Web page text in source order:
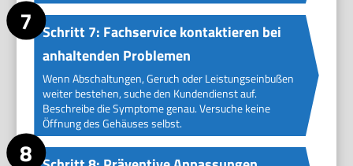
Schritt 7: Fachservice kontaktieren bei
anhaltenden Problemen
Wenn Abschaltungen, Geruch oder Leistungseinbußen
weiter bestehen, suche den Kundendienst auf.
Beschreibe die Symptome genau. Versuche keine
Öffnung des Gehäuses selbst.